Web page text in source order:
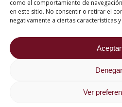
como el comportamiento de
en este sitio. No consentir o retirar el
negativamente a ciertas características
Aceptar
Denegar
Ver
2026 ® Estudios